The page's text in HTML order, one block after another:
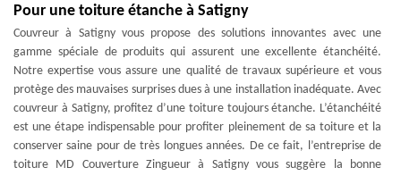
Pour une toiture étanche à Satigny
Couvreur à Satigny vous propose des solutions innovantes avec une
gamme spéciale de produits qui assurent une excellente étanchéité.
Notre expertise vous assure une qualité de travaux supérieure et vous
protège des mauvaises surprises dues à une installation inadéquate. Avec
couvreur à Satigny, profitez d’une toiture toujours étanche. L’étanchéité
est une étape indispensable pour profiter pleinement de sa toiture et la
conserver saine pour de très longues années. De ce fait, l’entreprise de
toiture MD Couverture Zingueur à Satigny vous suggère la bonne